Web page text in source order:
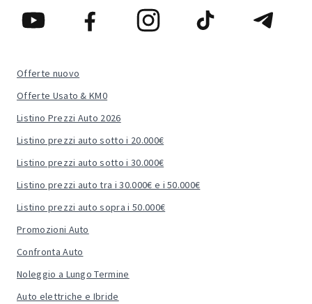
Offerte nuovo
Offerte Usato & KM0
Listino Prezzi Auto 2026
Listino prezzi auto sotto i 20.000€
Listino prezzi auto sotto i 30.000€
Listino prezzi auto tra i 30.000€ e i 50.000€
Listino prezzi auto sopra i 50.000€
Promozioni Auto
Confronta Auto
Noleggio a Lungo Termine
Auto elettriche e Ibride